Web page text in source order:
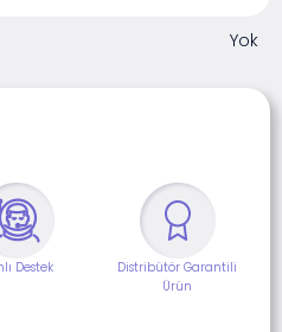
Yok
Destek
Distribütör Garantili
Ürün